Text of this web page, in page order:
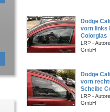
Dodge
vorn links
Colorglas
LRP -
GmbH
Dodge
vorn
Scheibe
LRP -
GmbH